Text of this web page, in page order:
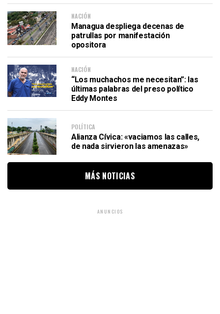
NACIÓN
Managua despliega decenas de
patrullas por manifestación
opositora
NACIÓN
“Los muchachos me necesitan”: las
últimas palabras del preso político
Eddy Montes
POLÍTICA
Alianza Cívica: «vaciamos las calles,
de nada sirvieron las amenazas»
MÁS NOTICIAS
ANUNCIOS